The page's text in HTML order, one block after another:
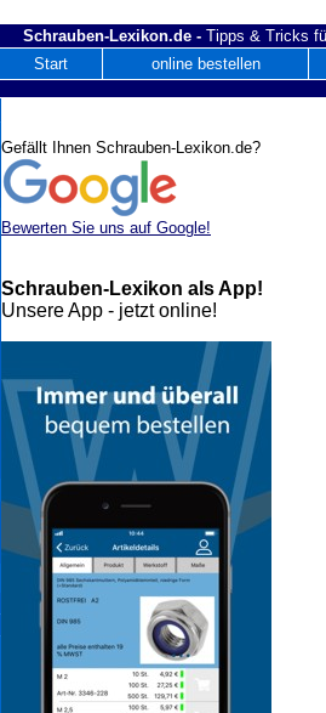
Schrauben-Lexikon.de - Tipps & Tricks
Start
online bestellen
Gefällt Ihnen Schrauben-Lexikon.de?
Bewerten Sie uns auf Google!
Schrauben-Lexikon als App!
Unsere App - jetzt online!